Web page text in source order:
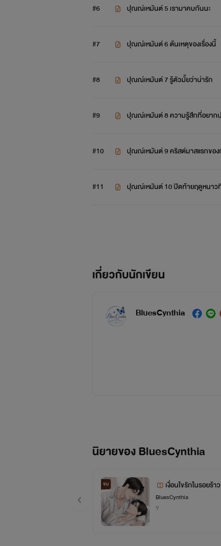
#6 ปุณณ์เหมันต์ 5 เรามาคบกันนะ
#7 ปุณณ์เหมันต์ 6 ต้นเหตุของเรื่องนี้
#8 ปุณณ์เหมันต์ 7 รู้ตัวมั้ยว่าน่ารัก
#9 ปุณณ์เหมันต์ 8 ความรู้สึกที่อยาก
#10 ปุณณ์เหมันต์ 9 คริสต์มาสแรกของ
#11 ปุณณ์เหมันต์ 10 ปิดท้ายฤดูหนาว
เกี่ยวกับนักเขียน
BluesCynthia
นิยายของ BluesCynthia
จบ เงื่อนไขรักในรอยร้าว
BluesCynthia
Y